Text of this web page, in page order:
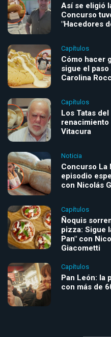
Así se eligió
Concurso
"Hacedores
Capítulos
Cómo hacer
sigue el
Carolina
Capítulos
Los Tatas
renacimiento
Vitacura
Noticia
Concurso La
episodio
con Nicolás
Capítulos
Ñoquis
pizza: Sigue
Pan" con
Giacometti
Capítulos
Pan León: la
con más de